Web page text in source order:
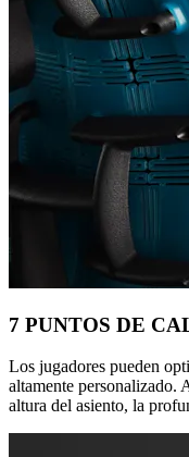
7 PUNTOS DE
Los jugadores pueden
altamente personalizado.
altura del asiento, la